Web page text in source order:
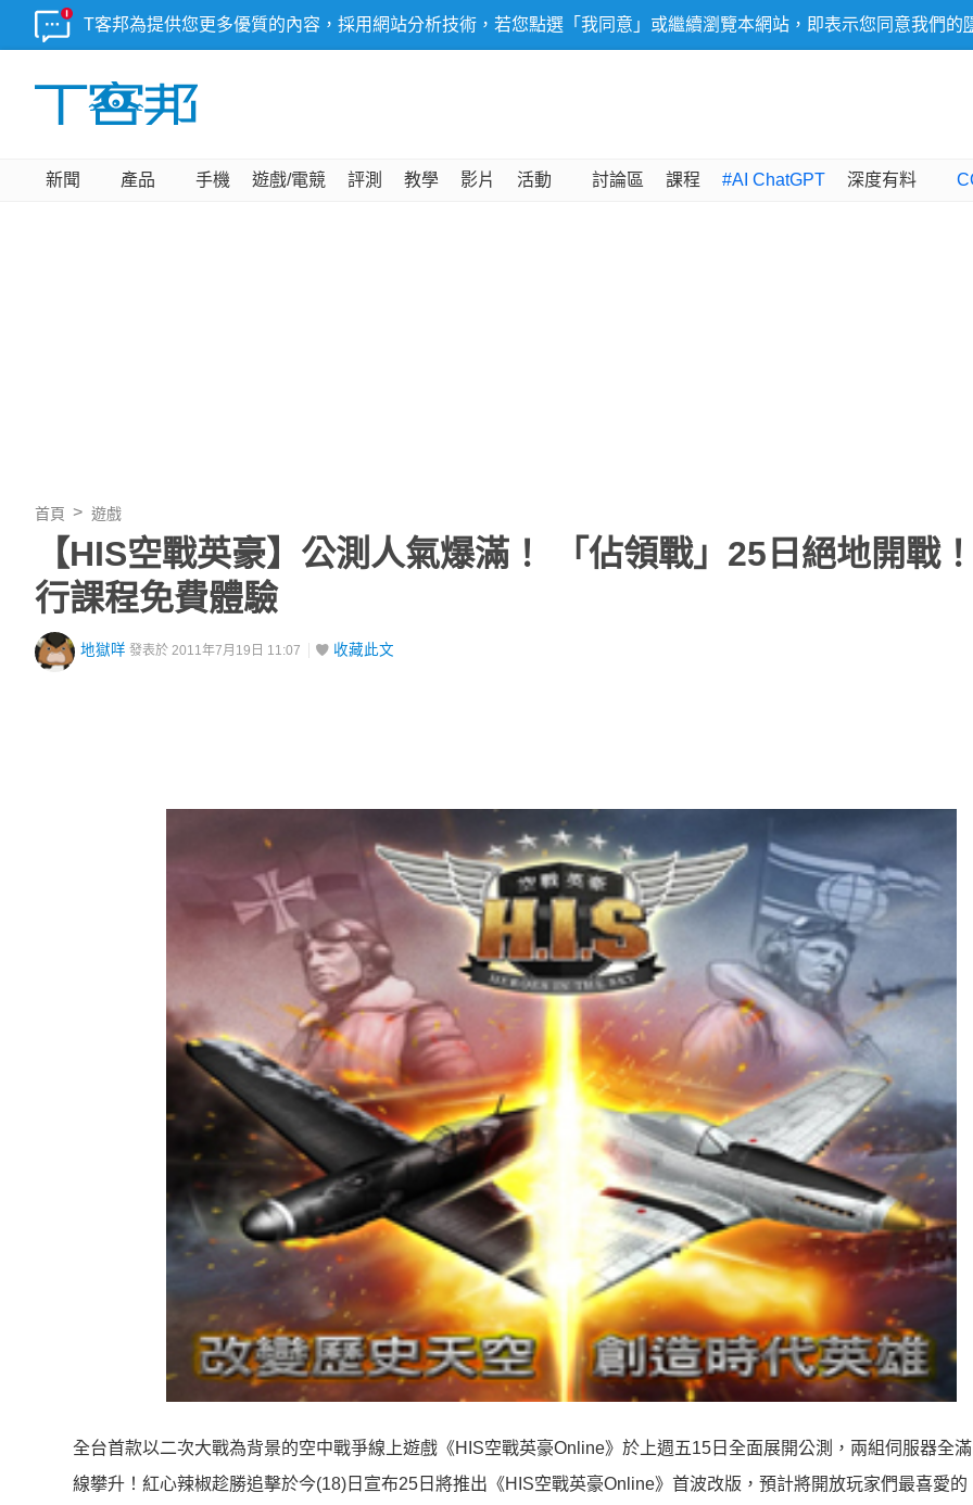
T客邦為提供您更多優質的內容，採用網站分析技術，若您點選「我同意」或繼續瀏覽本網站，即表示您同意我們的
新聞 產品 手機 遊戲/電競 評測 教學 影片 活動 討論區 課程 #AI ChatGPT 深度有料
首頁 遊戲
【HIS空戰英豪】公測人氣爆滿！ 「佔領戰」25日絕地開戰
行課程免費體驗
地獄咩 發表於 2011年7月19日 11:07 收藏此文
全台首款以二次大戰為背景的空中戰爭線上遊戲《HIS空戰英豪Online》於上週五15日全面展開公測，兩組伺服器全
線攀升！紅心辣椒趁勝追擊於今(18)日宣布25日將推出《HIS空戰英豪Online》首波改版，預計將開放玩家們最喜愛的